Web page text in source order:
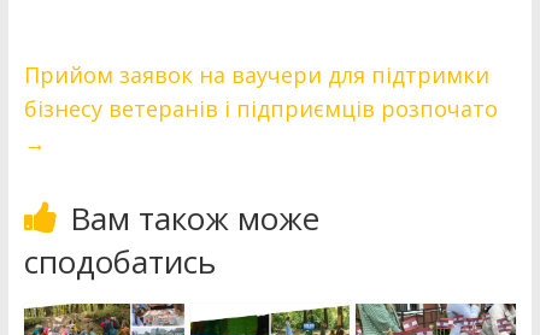
Прийом заявок на ваучери для підтримки
бізнесу ветеранів і підприємців розпочато
→
Вам також може
сподобатись